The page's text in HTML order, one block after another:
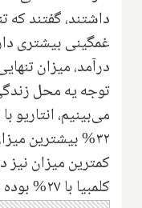
داشتند، گفتند
غمگینی بیشتری
درآمد، میزان
توجه یه محل
۳۲% بیشترین
کمترین میزان نیز
کلمبیا با ۲۷% بوده است.